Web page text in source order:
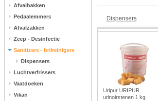
Afvalbakken
Pedaalemmers
Afvalzakken
Zeep - Desinfectie
Sanitizers - brilreinigers
Dispensers
Luchtverfrissers
Vaatdoeken
Vikan
Dispensers
Uripur URIPUR
urinoirstenen 1 kg.